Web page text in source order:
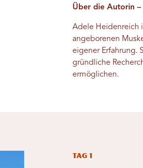
Über die Autorin
Adele Heidenreich
angeborenen
eigener Erfahrung.
gründliche
ermöglichen.
Tag 1